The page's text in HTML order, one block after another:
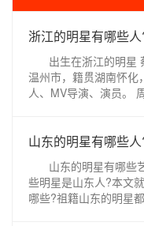
浙江的明星有哪些
出生在浙江的明星
温州市，籍贯湖南怀化
人、MV导演、演员。
山东的明星有哪些
山东的明星有哪些
些明星是山东人?本文
哪些?祖籍山东的明星